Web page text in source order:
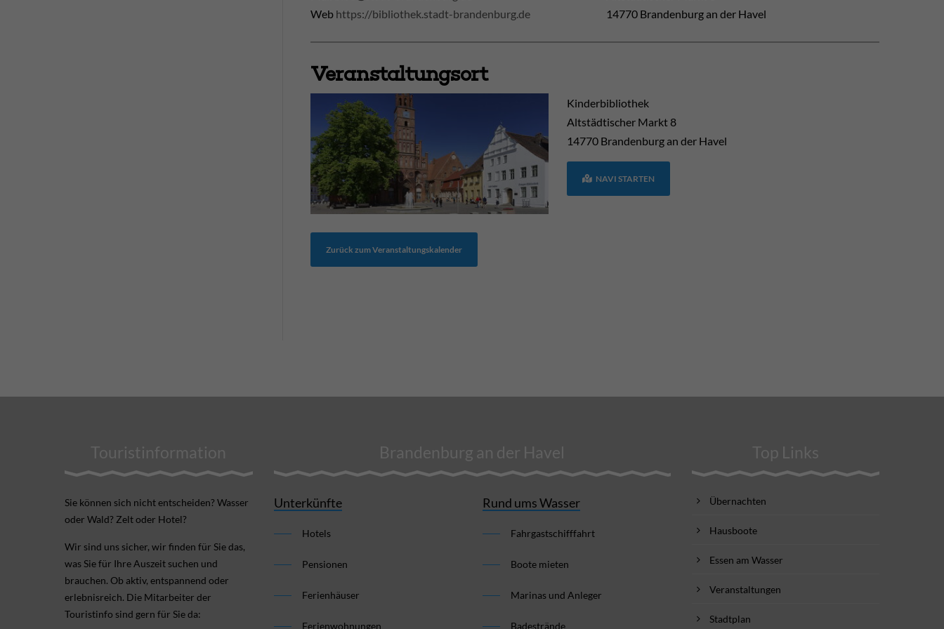
Web https://bibliothek.stadt-brandenburg.de
14770 Brandenburg an der Havel
Veranstaltungsort
Kinderbibliothek
Altstädtischer Markt 8
14770 Brandenburg an der Havel
NAVI STARTEN
Zurück zum Veranstaltungskalender
Touristinformation
Sie können sich nicht ent­scheiden? Wasser
oder Wald? Zelt oder Hotel?
Wir sind uns sicher, wir finden für Sie das,
was Sie für Ihre Aus­zeit suchen und
brauchen. Ob aktiv, ent­spannend oder
erlebnis­reich. Die Mitarbeiter der
Touristinfo sind gern für Sie da:
Brandenburg an der Havel
Unterkünfte
Hotels
Pensionen
Ferienhäuser
Ferienwohnungen
Rund ums Wasser
Fahrgastschifffahrt
Boote mieten
Marinas und Anleger
Badestrände
Top Links
Übernachten
Hausboote
Essen am Wasser
Veranstaltungen
Stadtplan